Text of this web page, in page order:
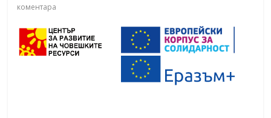
коментара